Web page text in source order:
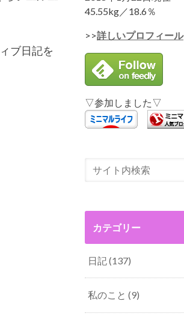
ブ日記を
45.55kg／18.6％
>>詳しいプロフィール
▽参加しました▽
カテゴリー
日記(137)
私のこと (9)